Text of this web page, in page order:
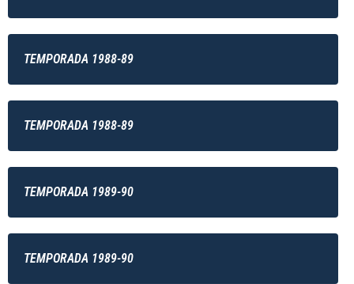
TEMPORADA 1988-89
TEMPORADA 1988-89
TEMPORADA 1989-90
TEMPORADA 1989-90